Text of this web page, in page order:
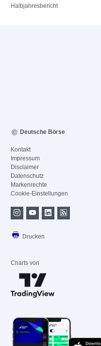
Halbjahresbericht
Deutsche Börse
Kontakt
Impressum
Disclaimer
Datenschutz
Markenrechte
Cookie-Einstellungen
Drucken
Charts von